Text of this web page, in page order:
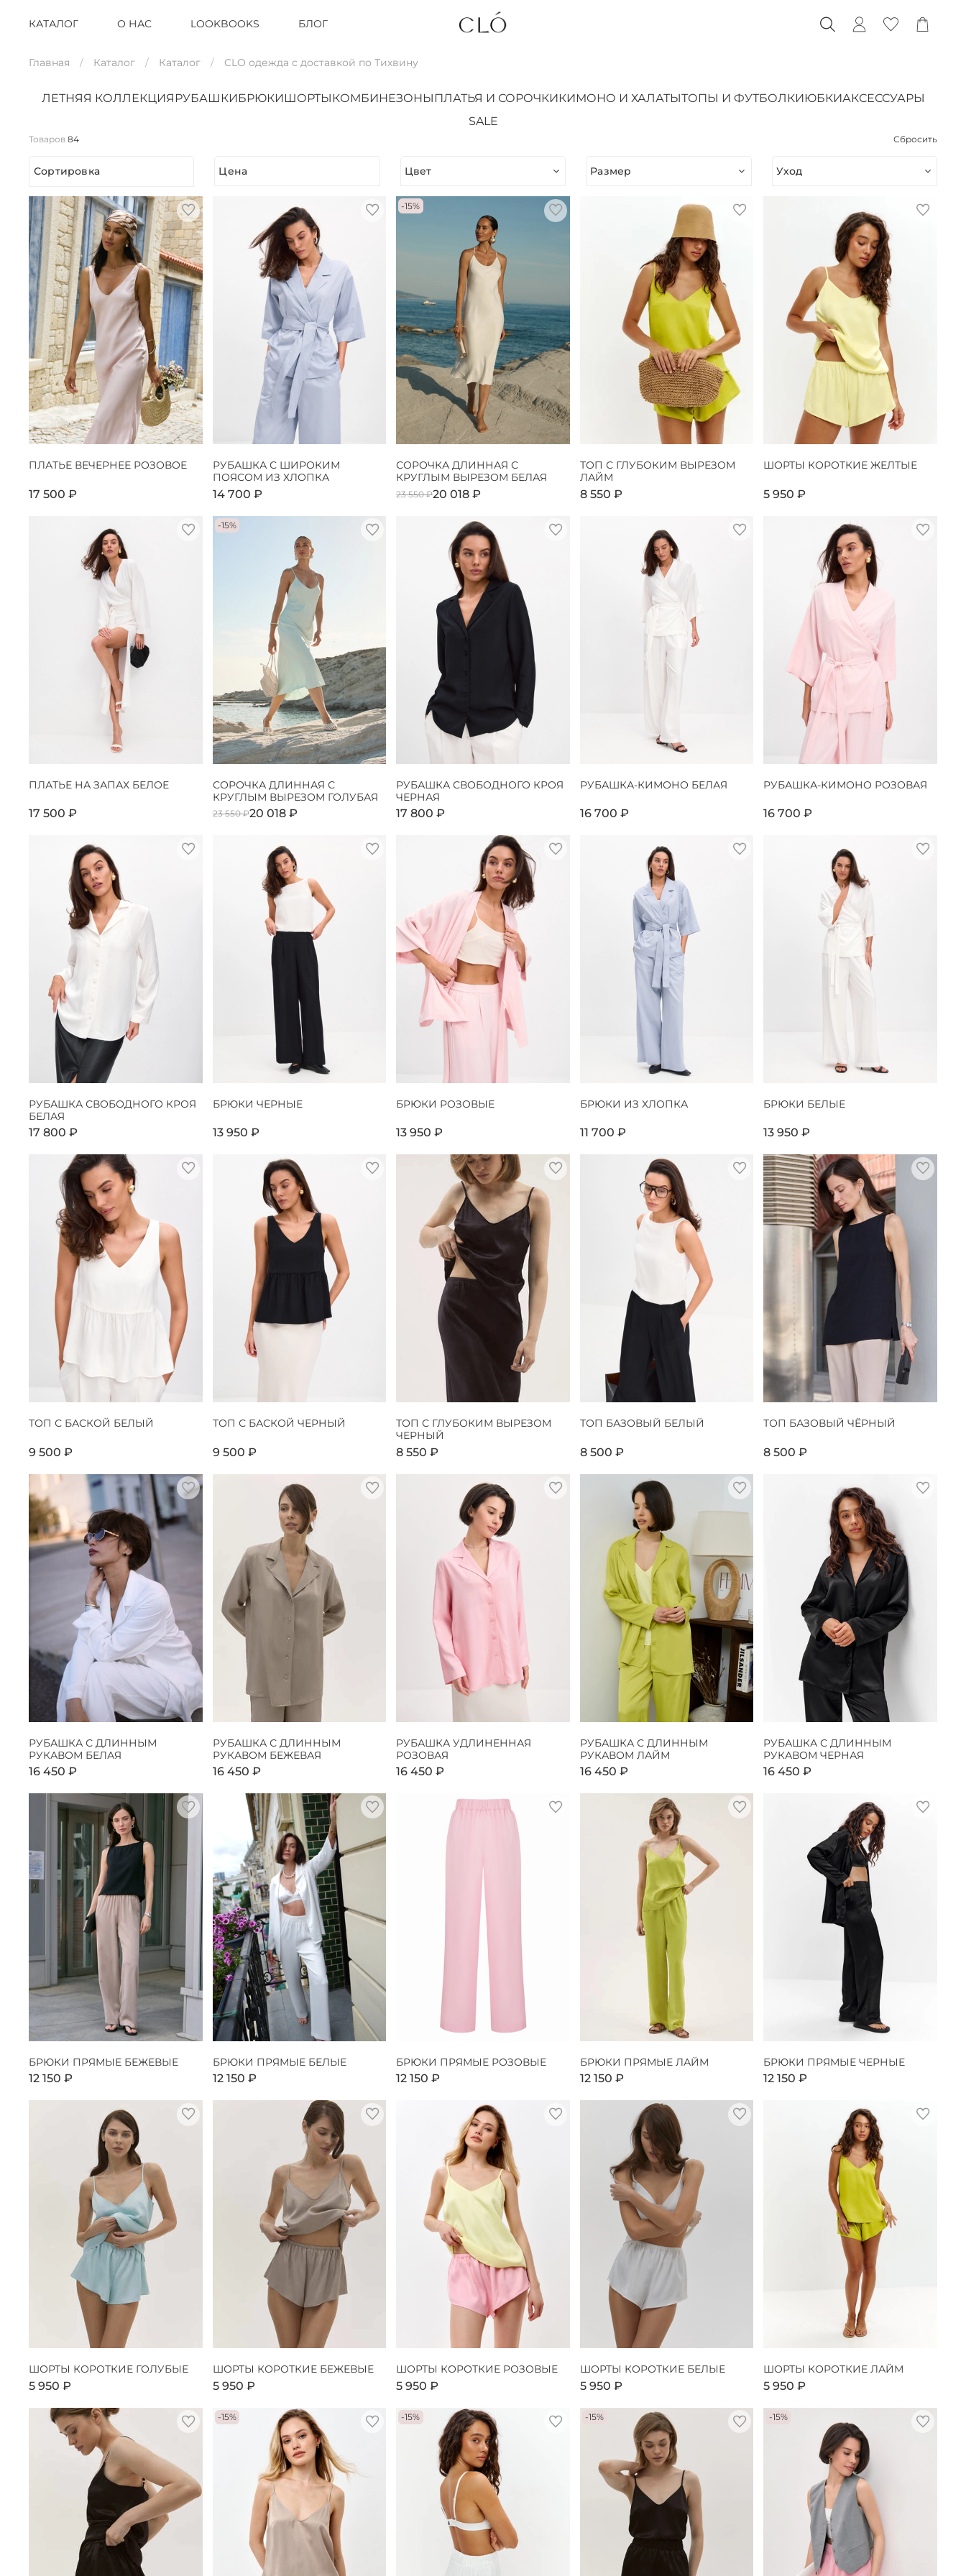
КАТАЛОГ О НАС LOOKBOOKS БЛОГ
Главная Каталог Каталог CLO одежда с доставкой по Тихвину
ЛЕТНЯЯ КОЛЛЕКЦИЯ РУБАШКИБРЮКИШОРТЫ КОМБИНЕЗОНЫ ПЛАТЬЯ И СОРОЧКИКИМОНО И ХАЛАТЫТОПЫ И ФУТБОЛКИЮБКИАКСЕССУАРЫ
SALE
Товаров 84 Сбросить
Сортировка Цена Цвет Размер Уход
ПЛАТЬЕ ВЕЧЕРНЕЕ РОЗОВОЕ
17 500 ₽
РУБАШКА С ШИРОКИМ
ПОЯСОМ ИЗ ХЛОПКА
14 700 ₽
-15%
СОРОЧКА ДЛИННАЯ С
КРУГЛЫМ ВЫРЕЗОМ БЕЛАЯ
23 550 ₽20 018 ₽
ТОП С ГЛУБОКИМ ВЫРЕЗОМ
ЛАЙМ
8 550 ₽
ШОРТЫ КОРОТКИЕ ЖЕЛТЫЕ
5 950 ₽
ПЛАТЬЕ НА ЗАПАХ БЕЛОЕ
17 500 ₽
-15%
СОРОЧКА ДЛИННАЯ С
КРУГЛЫМ ВЫРЕЗОМ ГОЛУБАЯ
23 550 ₽20 018 ₽
РУБАШКА СВОБОДНОГО КРОЯ
ЧЕРНАЯ
17 800 ₽
РУБАШКА-КИМОНО БЕЛАЯ
16 700 ₽
РУБАШКА-КИМОНО РОЗОВАЯ
16 700 ₽
РУБАШКА СВОБОДНОГО КРОЯ
БЕЛАЯ
17 800 ₽
БРЮКИ ЧЕРНЫЕ
13 950 ₽
БРЮКИ РОЗОВЫЕ
13 950 ₽
БРЮКИ ИЗ ХЛОПКА
11 700 ₽
БРЮКИ БЕЛЫЕ
13 950 ₽
ТОП С БАСКОЙ БЕЛЫЙ
9 500 ₽
ТОП С БАСКОЙ ЧЕРНЫЙ
9 500 ₽
ТОП С ГЛУБОКИМ ВЫРЕЗОМ
ЧЕРНЫЙ
8 550 ₽
ТОП БАЗОВЫЙ БЕЛЫЙ
8 500 ₽
ТОП БАЗОВЫЙ ЧЁРНЫЙ
8 500 ₽
РУБАШКА С ДЛИННЫМ
РУКАВОМ БЕЛАЯ
16 450 ₽
РУБАШКА С ДЛИННЫМ
РУКАВОМ БЕЖЕВАЯ
16 450 ₽
РУБАШКА УДЛИНЕННАЯ
РОЗОВАЯ
16 450 ₽
РУБАШКА С ДЛИННЫМ
РУКАВОМ ЛАЙМ
16 450 ₽
РУБАШКА С ДЛИННЫМ
РУКАВОМ ЧЕРНАЯ
16 450 ₽
БРЮКИ ПРЯМЫЕ БЕЖЕВЫЕ
12 150 ₽
БРЮКИ ПРЯМЫЕ БЕЛЫЕ
12 150 ₽
БРЮКИ ПРЯМЫЕ РОЗОВЫЕ
12 150 ₽
БРЮКИ ПРЯМЫЕ ЛАЙМ
12 150 ₽
БРЮКИ ПРЯМЫЕ ЧЕРНЫЕ
12 150 ₽
ШОРТЫ КОРОТКИЕ ГОЛУБЫЕ
5 950 ₽
ШОРТЫ КОРОТКИЕ БЕЖЕВЫЕ
5 950 ₽
ШОРТЫ КОРОТКИЕ РОЗОВЫЕ
5 950 ₽
ШОРТЫ КОРОТКИЕ БЕЛЫЕ
5 950 ₽
ШОРТЫ КОРОТКИЕ ЛАЙМ
5 950 ₽
-15% -15% -15% -15%